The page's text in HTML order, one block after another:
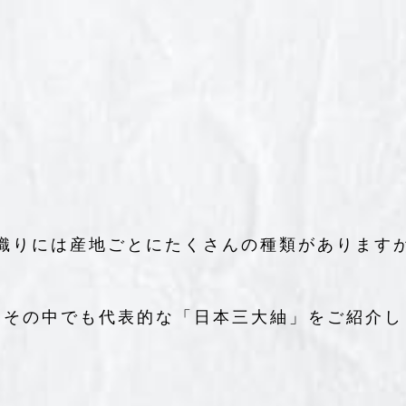
りには産地ごとにたくさんの種類があります
の中でも代表的な「日本三大紬」をご紹介